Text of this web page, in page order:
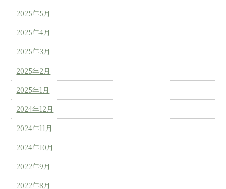
2025年5月
2025年4月
2025年3月
2025年2月
2025年1月
2024年12月
2024年11月
2024年10月
2022年9月
2022年8月